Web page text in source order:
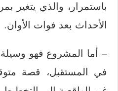
باستمرار، والذي يتغير
الأحداث بعد فوات الأوان.
– أما المشروع فهو
في المستقبل، قصة